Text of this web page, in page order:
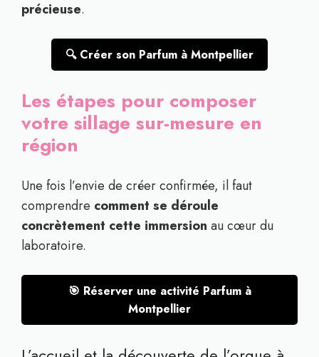
précieuse.
🔍 Créer son Parfum à Montpellier
Les étapes pour composer
votre sillage sur-mesure en
région
Une fois l’envie de créer confirmée, il faut
comprendre comment se déroule
concrètement cette immersion au cœur du
laboratoire.
🎯 Réserver une activité Parfum à
Montpellier